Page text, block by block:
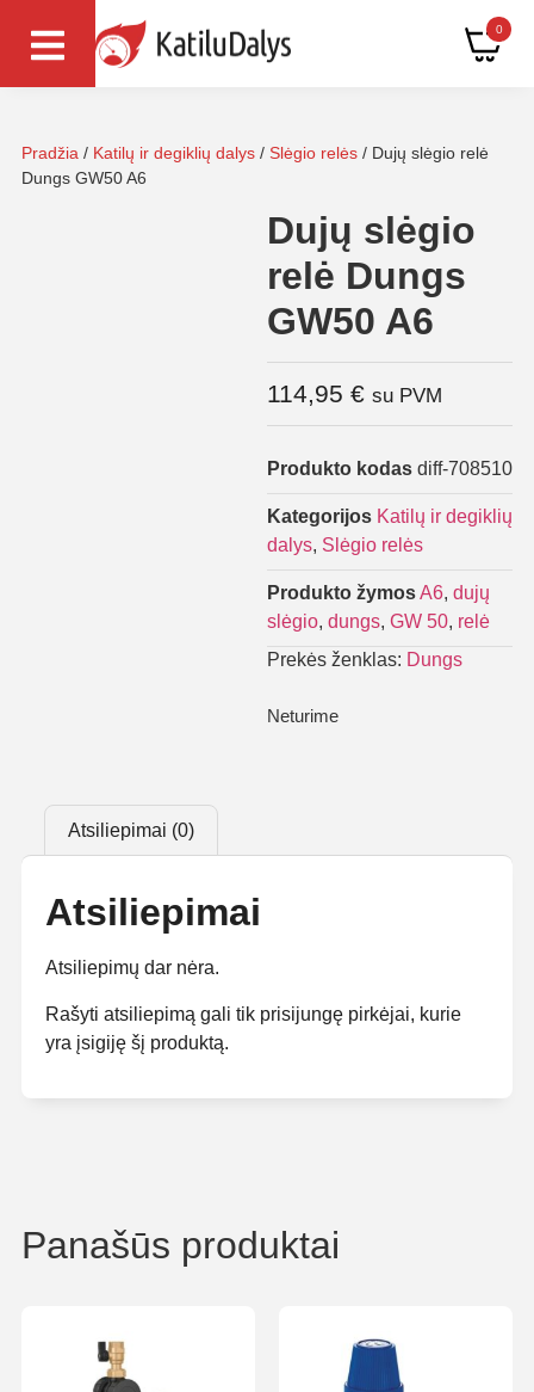
0
Pradžia / Katilų ir degiklių dalys / Slėgio relės / Dujų slėgio relė
Dungs GW50 A6
Dujų slėgio
relė Dungs
GW50 A6
114,95 € su PVM
Produkto kodas diff-708510
Kategorijos Katilų ir degiklių
dalys, Slėgio relės
Produkto žymosA6, dujų
slėgio, dungs, GW 50, relė
Prekės ženklas: Dungs
Neturime
Atsiliepimai (0)
Atsiliepimai
Atsiliepimų dar nėra.
Rašyti atsiliepimą gali tik prisijungę pirkėjai, kurie
yra įsigiję šį produktą.
Panašūs produktai